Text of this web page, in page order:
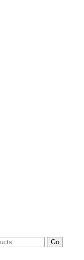
Go